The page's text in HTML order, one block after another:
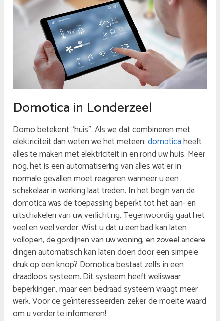
Domotica in Londerzeel
Domo betekent “huis”. Als we dat combineren met
elektriciteit dan weten we het meteen:domoticaheeft
alles te maken met elektriciteit in en rond uw huis. Meer
nog, het is een automatisering van alles wat er in
normale gevallen moet reageren wanneer u een
schakelaar in werking laat treden. In het begin van de
domotica was de toepassing beperkt tot het aan- en
uitschakelen van uw verlichting. Tegenwoordig gaat het
veel en veel verder. Wist u dat u een bad kan laten
vollopen, de gordijnen van uw woning, en zoveel andere
dingen automatisch kan laten doen door een simpele
druk op een knop? Domotica bestaat zelfs in een
draadloos systeem. Dit systeem heeft weliswaar
beperkingen, maar een bedraad systeem vraagt meer
werk. Voor de geïnteresseerden: zeker de moeite waard
om u verder te informeren!